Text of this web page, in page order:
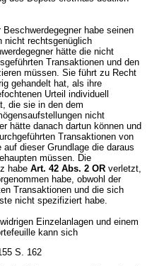
habe seinen
nicht rechtsgenüglich
hätte die nicht
Transaktionen und den
müssen. Sie führt zu Recht
gehandelt hat, als ihre
Urteil individuell
die sie in den dem
nicht
hätte danach dartun können und
Transaktionen von
dieser Grundlage die daraus
müssen. Die
habe Art. 42 Abs. 2 OR verletzt,
habe, obwohl der
Transaktionen und die sich
nicht spezifiziert habe.
Einzelanlagen und einem
kann sich
S. 162